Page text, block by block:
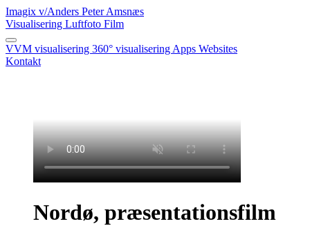
Imagix v/Anders Peter Amsnæs
Visualisering Luftfoto Film
VVM visualisering 360° visualisering Apps Websites
Kontakt
Nordø, præsentationsfilm